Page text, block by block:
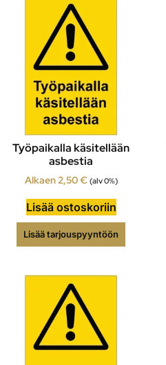
Työpaikalla käsitellään
asbestia
Alkaen2,50€ (alv 0%)
Lisää ostoskoriin
Lisää tarjouspyyntöön